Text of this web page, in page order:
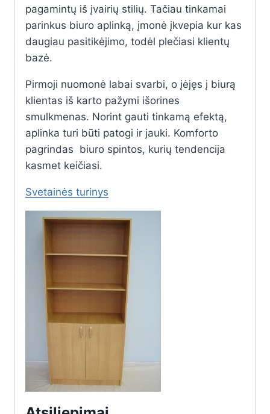
pagamintų iš įvairių stilių. Tačiau tinkamai
parinkus biuro aplinką, įmonė įkvepia kur kas
daugiau pasitikėjimo, todėl plečiasi klientų
bazė.
Pirmoji nuomonė labai svarbi, o įėjęs į biurą
klientas iš karto pažymi išorines
smulkmenas. Norint gauti tinkamą efektą,
aplinka turi būti patogi ir jauki. Komforto
pagrindas biuro spintos, kurių tendencija
kasmet keičiasi.
Svetainės turinys